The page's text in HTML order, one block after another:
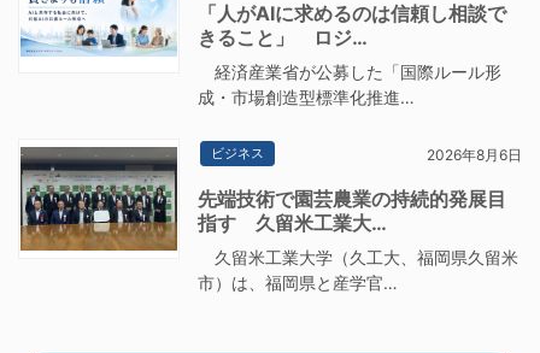
「人がAIに求めるのは信頼し相談で
きること」 ロジ…
経済産業省が公募した「国際ルール形
成・市場創造型標準化推進…
ビジネス 2026年8月6日
先端技術で園芸農業の持続的発展目
指す 久留米工業大…
久留米工業大学（久工大、福岡県久留米
市）は、福岡県と産学官…